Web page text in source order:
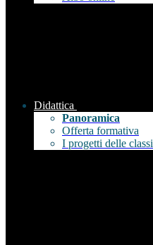
Didattica
Panoramica
Offerta formativa
I progetti delle classi